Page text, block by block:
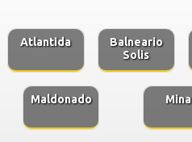
Atlantida
Balneario
Solis
Maldonado